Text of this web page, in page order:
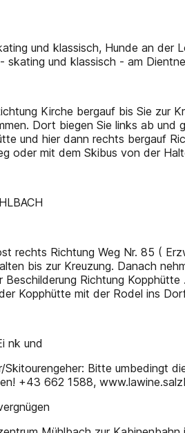
und klassisch, Hunde an der
skating und klassisch - am
Kirche bergauf bis Sie zur
Dort biegen Sie links ab und
und hier dann rechts bergauf
oder mit dem Skibus von der
rechts Richtung Weg Nr. 85 (
bis zur Kreuzung. Danach
Beschilderung Richtung
Kopphütte mit der Rodel ins
nk und
Skitourengeher: Bitte umbedingt
+43 662 1588,